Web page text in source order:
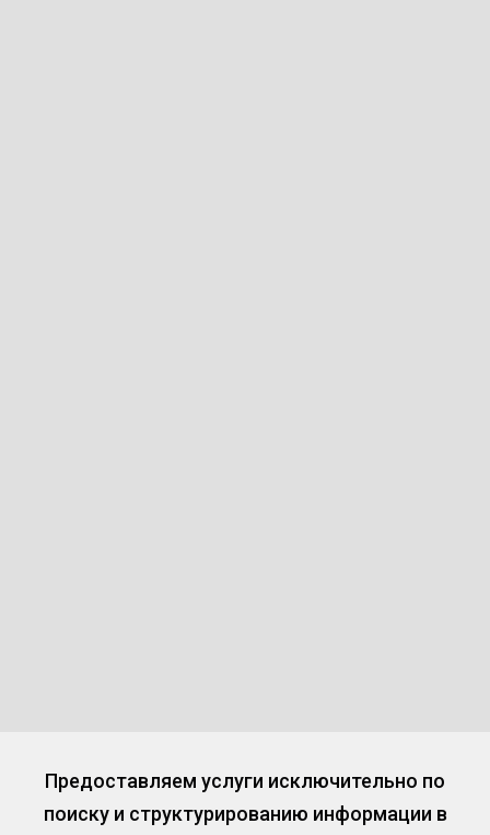
Предоставляем услуги исключительно по
поиску и структурированию информации в